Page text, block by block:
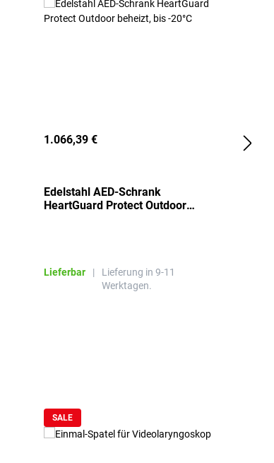
1.066,39 €
Edelstahl AED-Schrank
HeartGuard Protect Outdoor
Lieferbar |
Lieferung in 9-11
Werktagen.
SALE